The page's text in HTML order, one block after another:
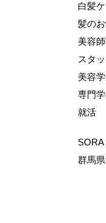
白髪
髪の
美容
スタ
美容
専門
就活
群馬